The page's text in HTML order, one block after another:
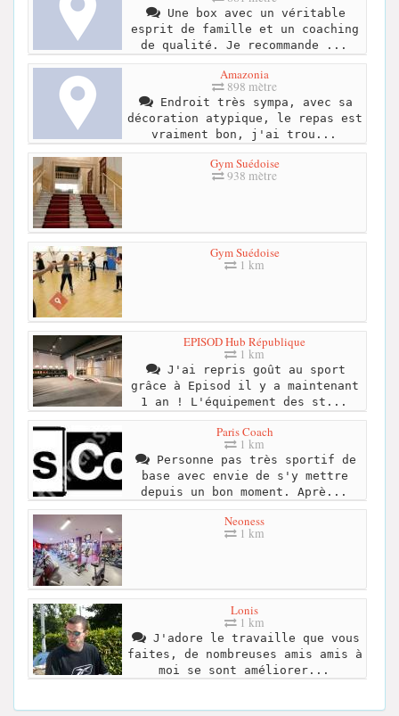
Une box avec un véritable
esprit de famille et un coaching
de qualité. Je recommande ...
Amazonia
898 mètre
Endroit très sympa, avec sa
décoration atypique, le repas est
vraiment bon, j'ai trou...
Gym Suédoise
938 mètre
Gym Suédoise
1 km
EPISOD Hub République
1 km
J'ai repris goût au sport
grâce à Episod il y a maintenant
1 an ! L'équipement des st...
Paris Coach
1 km
Personne pas très sportif de
base avec envie de s'y mettre
depuis un bon moment. Aprè...
Neoness
1 km
Lonis
1 km
J'adore le travaille que vous
faites, de nombreuses amis amis à
moi se sont améliorer...